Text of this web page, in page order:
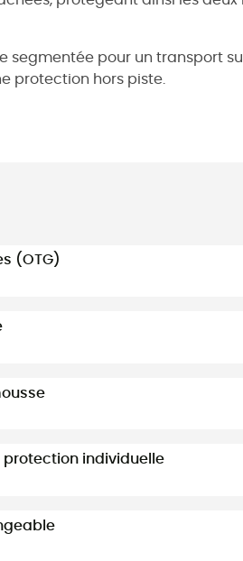
segmentée pour un transport
protection hors piste.
(OTG)
protection individuelle